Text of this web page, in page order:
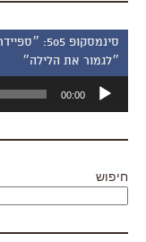
סינמסקופ
״לגמור את הלילה״
אודיו
00:00
חיפוש